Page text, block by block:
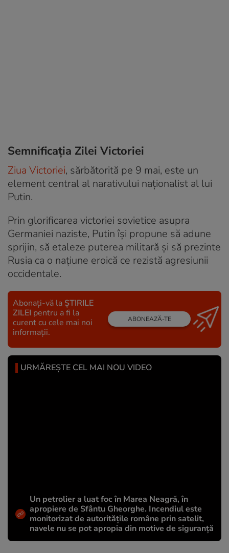
Semnificația Zilei Victoriei
Ziua Victoriei, sărbătorită pe 9 mai, este un
element central al narativului naționalist al lui
Putin.
Prin glorificarea victoriei sovietice asupra
Germaniei naziste, Putin își propune să adune
sprijin, să etaleze puterea militară și să prezinte
Rusia ca o națiune eroică ce rezistă agresiunii
occidentale.
Abonați-vă la ȘTIRILE
ZILEI pentru a fi la
curent cu cele mai noi
informații.
ABONEAZĂ-TE
URMĂREȘTE CEL MAI NOU VIDEO
Un petrolier a luat foc în Marea Neagră, în
apropiere de Sfântu Gheorghe. Incendiul este
monitorizat de autoritățile române prin satelit,
navele nu se pot apropia din motive de siguranță